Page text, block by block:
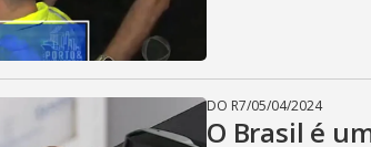
DO R7/05/04/2024
O Brasil é